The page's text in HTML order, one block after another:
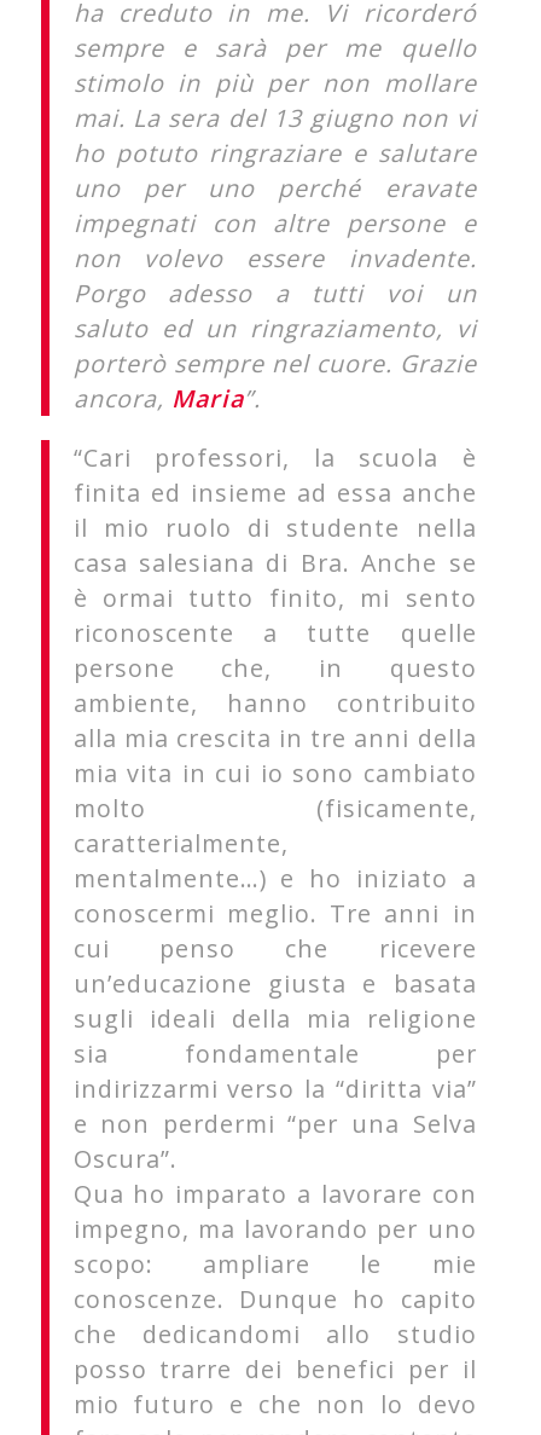
ha creduto in me. Vi ricorderó
sempre e sarà per me quello
stimolo in più per non mollare
mai. La sera del 13 giugno non vi
ho potuto ringraziare e salutare
uno per uno perché eravate
impegnati con altre persone e
non volevo essere invadente.
Porgo adesso a tutti voi un
saluto ed un ringraziamento, vi
porterò sempre nel cuore. Grazie
ancora, Maria”.
“Cari professori, la scuola è
finita ed insieme ad essa anche
il mio ruolo di studente nella
casa salesiana di Bra. Anche se
è ormai tutto finito, mi sento
riconoscente a tutte quelle
persone che, in questo
ambiente, hanno contribuito
alla mia crescita in tre anni della
mia vita in cui io sono cambiato
molto (fisicamente,
caratterialmente,
mentalmente…) e ho iniziato a
conoscermi meglio. Tre anni in
cui penso che ricevere
un’educazione giusta e basata
sugli ideali della mia religione
sia fondamentale per
indirizzarmi verso la “diritta via”
e non perdermi “per una Selva
Oscura”.
Qua ho imparato a lavorare con
impegno, ma lavorando per uno
scopo: ampliare le mie
conoscenze. Dunque ho capito
che dedicandomi allo studio
posso trarre dei benefici per il
mio futuro e che non lo devo